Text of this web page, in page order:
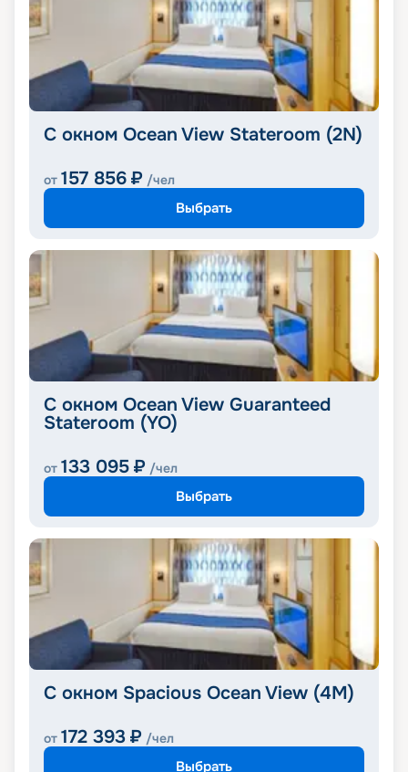
С окном Ocean View Stateroom (2N)
от 157 856 ₽ /чел
Выбрать
С окном Ocean View Guaranteed
Stateroom (YO)
от 133 095 ₽ /чел
Выбрать
С окном Spacious Ocean View (4M)
от 172 393 ₽ /чел
Выбрать